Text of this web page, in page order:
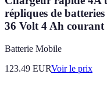
répliques de
36 Volt 4 Ah courant
Batterie Mobile
123.49 EURVoir le prix